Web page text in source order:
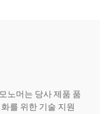
노머는 당사 제품 품
를 위한 기술 지원